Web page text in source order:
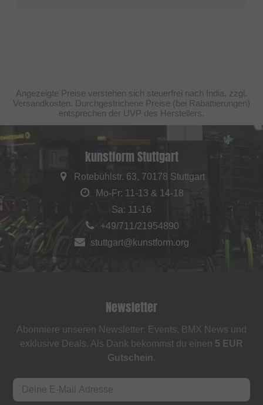
Angezeigte Preise verstehen sich steuerfrei nach India, zzgl.
Versandkosten. Durchgestrichene Preise (bei Rabattierungen)
entsprechen der UVP des Herstellers.
kunstform Stuttgart
Rotebühlstr. 63, 70178 Stuttgart
Mo-Fr: 11-13 & 14-18
Sa: 11-16
+49/711/21954890
stuttgart@kunstform.org
Newsletter
Abonniere unseren Newsletter: Events, BMX News und
exklusive Deals. Als Dank bekommst du einen 5 EUR
Gutschein.